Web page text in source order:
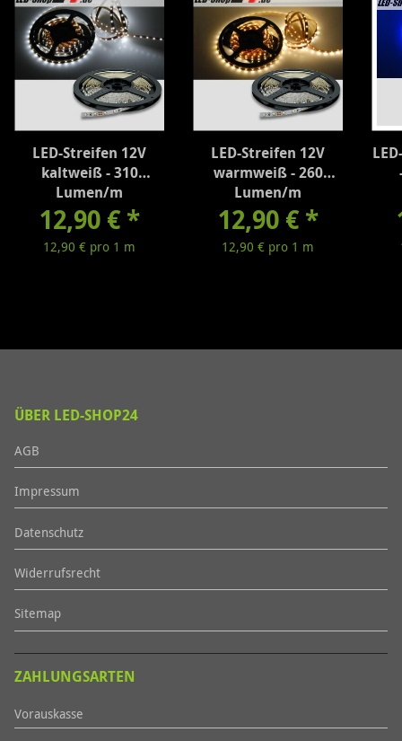
LED-Streifen 12V
kaltweiß - 310
Lumen/m
12,90 € *
12,90 € pro 1 m
LED-Streifen 12V
warmweiß - 260
Lumen/m
12,90 € *
12,90 € pro 1 m
ÜBER LED-SHOP24
AGB
Impressum
Datenschutz
Widerrufsrecht
Sitemap
ZAHLUNGSARTEN
Vorauskasse